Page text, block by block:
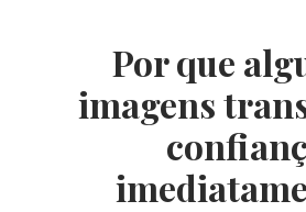
Por que
imagens